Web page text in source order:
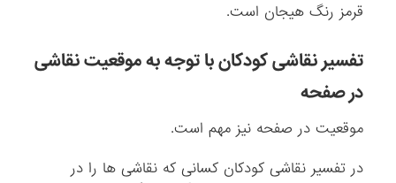
قرمز رنگ هیجان است.
تفسیر نقاشی کودکان با توجه بهموقعیت نقاشی
در صفحه
موقعیت در صفحه نیز مهم است.
در تفسیر نقاشی کودکان کسانی که نقاشی ها را در